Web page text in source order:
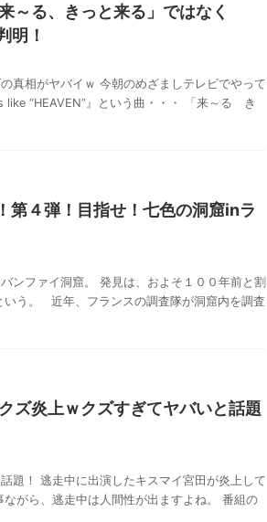
～る、きっと来る」ではなく
明！
真相がヤバイｗ 今朝のめざましテレビでやって
“HEAVEN”』という曲・・・ 「来～る き
第４弾！目指せ！七色の洞窟inラ
ンファイ洞窟。 発見は、およそ１００年前と割
いう。 近年、フランスの調査隊が洞窟内を調査
ズ炎上ｗクズすぎてヤバいと話題
題！ 逃走中に出演したキスマイ宮田が炎上して
がら、逃走中は人間性が出ますよね。 番組の